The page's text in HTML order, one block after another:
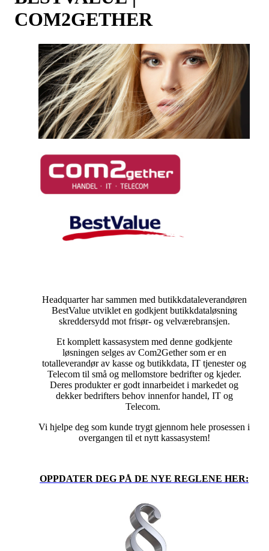
COM2GETHER
Headquarter har sammen med butikkdataleverandøren
BestValue utviklet en godkjent butikkdataløsning
skreddersydd mot frisør- og velværebransjen.
Et komplett kassasystem med denne godkjente
løsningen selges av Com2Gether som er en
totalleverandør av kasse og butikkdata, IT tjenester og
Telecom til små og mellomstore bedrifter og kjeder.
Deres produkter er godt innarbeidet i markedet og
dekker bedrifters behov innenfor handel, IT og
Telecom.
Vi hjelpe deg som kunde trygt gjennom hele prosessen i
overgangen til et nytt kassasystem!
OPPDATER DEG PÅ DE NYE REGLENE HER: